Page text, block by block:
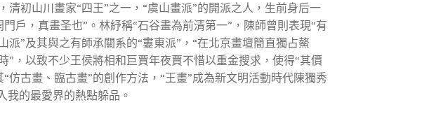
初山川畫家“四王”之一，“虞山畫派”的開派之人，生前身后一
戶，真畫圣也”。林紓稱“石谷畫為前清第一”，陳師曾則表現“有
”及其與之有師承關系的“婁東派”，“在北京畫壇簡直獨占鰲
，以致不少王侯將相和巨賈年夜賈不惜以重金搜求，使得“其價
古畫、臨古畫”的創作方法，“王畫”成為新文明活動時代陳獨秀
我的最愛界的熱點躲品。